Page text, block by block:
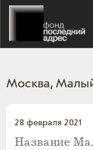
Москва,
28 февраля 2021
Название